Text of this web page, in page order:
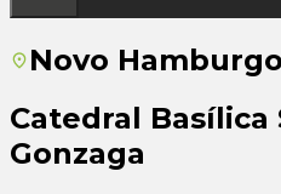
Novo
Catedral Basílica
Gonzaga